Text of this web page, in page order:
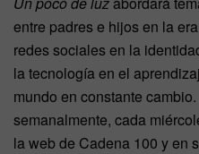
entre padres e hijos en la
redes sociales en la
la tecnología en el
mundo en constante
semanalmente, cada
la web de Cadena 100 y en